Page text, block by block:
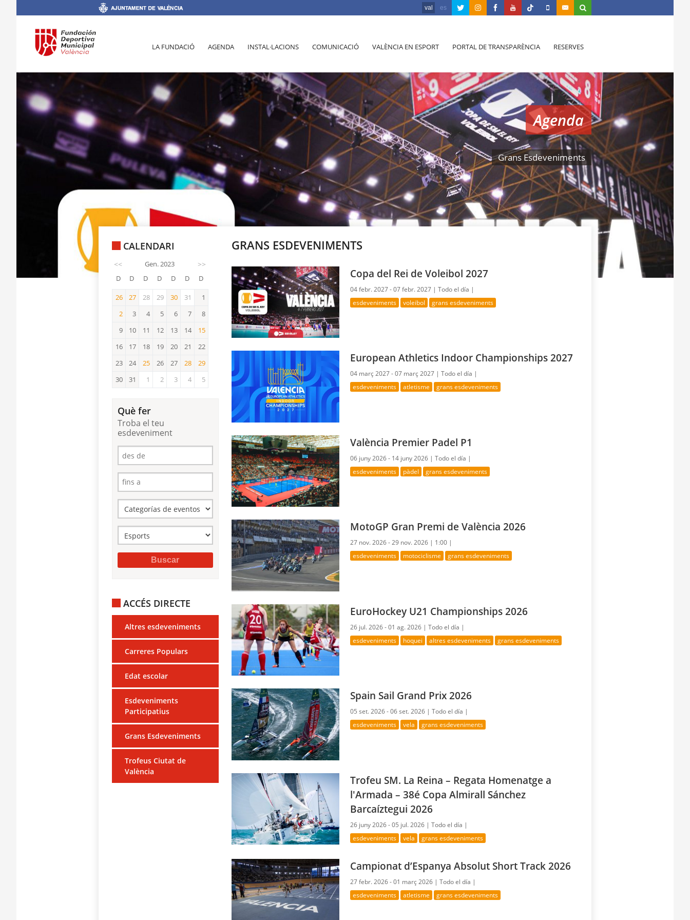
val es
LA FUNDACIÓ AGENDA INSTAL·LACIONS COMUNICACIÓ VALÈNCIA EN ESPORT PORTAL DE TRANSPARÈNCIA RESERVES
Agenda
Grans Esdeveniments
CALENDARI
<< Gen. 2023 >>
D D D D D D D
26 27 28 29 30 31
1
2
3 4 5 6 7
8
9
10 11 12 13 14 15
15
16 17 18 19 20 21
22
23
24 25 26 27 28 29
30 31 1 2 3 4 5
Què fer
Troba el teu
esdeveniment
ACCÉS DIRECTE
Altres esdeveniments
Carreres Populars
Edat escolar
Esdeveniments
Participatius
Grans Esdeveniments
Trofeus Ciutat de
València
GRANS ESDEVENIMENTS
Copa del Rei de Voleibol 2027
04 febr. 2027 - 07 febr. 2027 |Todo el día |
esdeveniments voleibol grans esdeveniments
European Athletics Indoor Championships 2027
04 març 2027 - 07 març 2027 |Todo el día |
esdeveniments atletisme grans esdeveniments
València Premier Padel P1
06 juny 2026 - 14 juny 2026 |Todo el día |
esdeveniments pàdel grans esdeveniments
MotoGP Gran Premi de València 2026
27 nov. 2026 - 29 nov. 2026 | 1:00 |
esdeveniments motociclisme grans esdeveniments
EuroHockey U21 Championships 2026
26 jul. 2026 - 01 ag. 2026 |Todo el día |
esdeveniments hoquei altres esdeveniments grans esdeveniments
Spain Sail Grand Prix 2026
05 set. 2026 - 06 set. 2026 |Todo el día |
esdeveniments vela grans esdeveniments
Trofeu SM. La Reina – Regata Homenatge a
l'Armada – 38é Copa Almirall Sánchez
Barcaíztegui 2026
26 juny 2026 - 05 jul. 2026 |Todo el día |
esdeveniments vela grans esdeveniments
Campionat d’Espanya Absolut Short Track 2026
27 febr. 2026 - 01 març 2026 |Todo el día |
esdeveniments atletisme grans esdeveniments